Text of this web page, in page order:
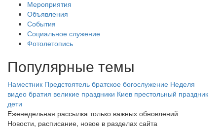
Мероприятия
Объявления
События
Социальное служение
Фотолетопись
Популярные темы
Наместник Предстоятель братское богослужение Неделя
видео братия великие праздники Киев престольный праздник
дети
Еженедельная рассылка только важных обновлений
Новости, расписание, новое в разделах сайта